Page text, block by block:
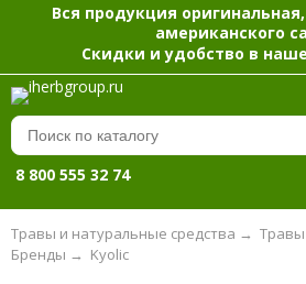
Вся продукция
американского
Скидки и удобство в
8 800 555 32 74
Травы и натуральные средства → Травы
Kyolic
Бренды →